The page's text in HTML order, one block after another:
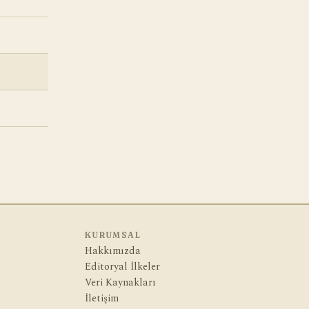
KURUMSAL
Hakkımızda
Editoryal İlkeler
Veri Kaynakları
İletişim